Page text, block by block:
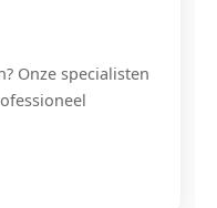
Onze specialisten